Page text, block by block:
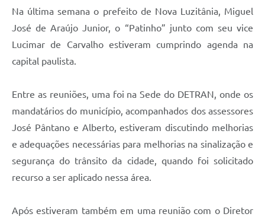
Galeria de Vídeos
Secretarias
Contas Públicas
Editais
Links
Na última semana o prefeito de Nova Luzitânia, Miguel
José de Araújo Junior, o “Patinho” junto com seu vice
Lucimar de Carvalho estiveram cumprindo agenda na
capital paulista.
Entre as reuniões, uma foi na Sede do DETRAN, onde os
mandatários do município, acompanhados dos assessores
José Pântano e Alberto, estiveram discutindo melhorias
e adequações necessárias para melhorias na sinalização e
segurança do trânsito da cidade, quando foi solicitado
recurso a ser aplicado nessa área.
Após estiveram também em uma reunião com o Diretor